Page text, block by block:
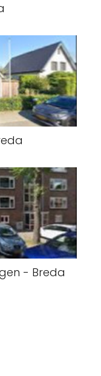
- Breda